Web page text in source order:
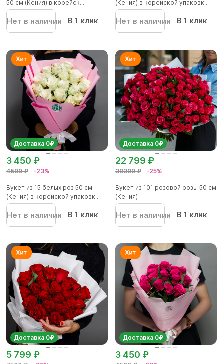
50 см (Кения) в корейск...
Нет в наличии В 1 клик
(Кения) в корейской упаковк...
Нет в наличии В 1 клик
Доставка 0₽
4500 ₽ -23%
3 450 ₽
Букет из 15 белых роз 50 см
(Кения) в корейской упаковк...
Нет в наличии В 1 клик
Доставка 0₽
30300 ₽ -25%
22 799 ₽
Букет из 101 розовой розы 50 см
(Кения)
Нет в наличии В 1 клик
Доставка 0₽
5 799 ₽
Доставка 0₽
3 450 ₽